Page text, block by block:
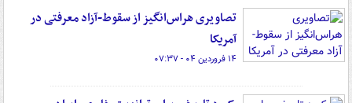
تصاویری هراس‌انگیز از سقوط-آزاد معرفتی در
آمریکا
۱۴ فروردین ۰۴ - ۰۷:۳۷